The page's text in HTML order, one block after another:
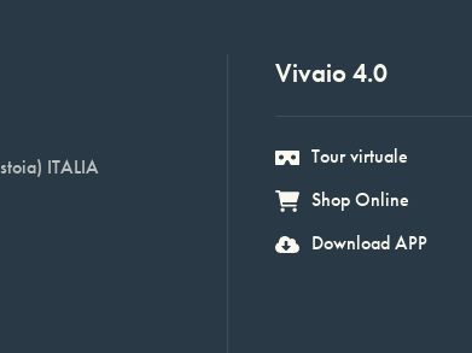
ITALIA
Vivaio 4.0
Tour virtuale
Shop Online
Download APP